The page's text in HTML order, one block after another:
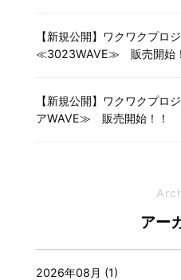
【新規公開】ワクワクプロ
≪3023WAVE≫ 販売開始
【新規公開】ワクワクプロ
アWAVE≫ 販売開始！！
アー
2026年08月 (1)